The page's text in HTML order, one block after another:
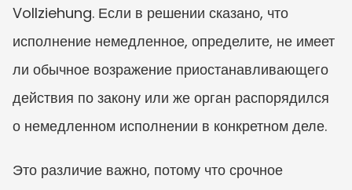
Vollziehung. Если в решении сказано, что
исполнение немедленное, определите, не имеет
ли обычное возражение приостанавливающего
действия по закону или же орган распорядился
о немедленном исполнении в конкретном деле.
Это различие важно, потому что срочное